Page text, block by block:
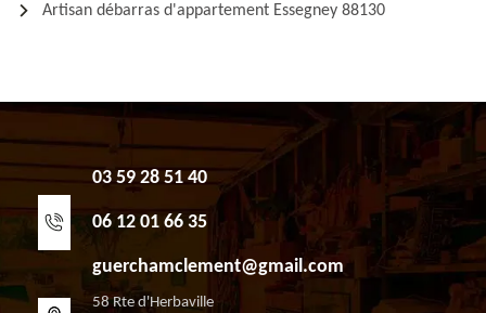
Artisan débarras d'appartement Essegney 88130
03 59 28 51 40
06 12 01 66 35
guerchamclement@gmail.com
58 Rte d'Herbaville